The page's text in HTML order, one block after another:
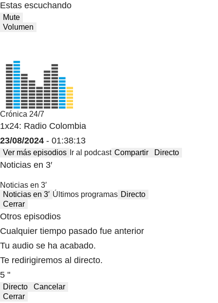
Estas escuchando
Mute
Volumen
Crónica 24/7
1x24: Radio Colombia
23/08/2024 - 01:38:13
Ver más episodios Ir al podcast Compartir Directo
Noticias en 3′
Noticias en 3′
Noticias en 3′ Últimos programas Directo
Cerrar
Otros episodios
Cualquier tiempo pasado fue anterior
Tu audio se ha acabado.
Te redirigiremos al directo.
5 "
Directo
Cancelar
Cerrar